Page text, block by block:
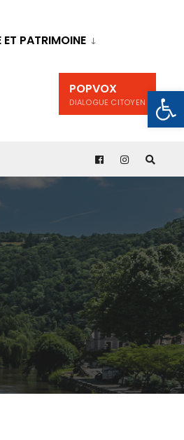
ET PATRIMOINE
POPVOX
DIALOGUE CITOYEN